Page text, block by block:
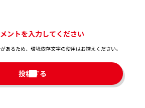
ントを入力してください
あるため、環境依存文字の使用はお控えください。​
投稿する